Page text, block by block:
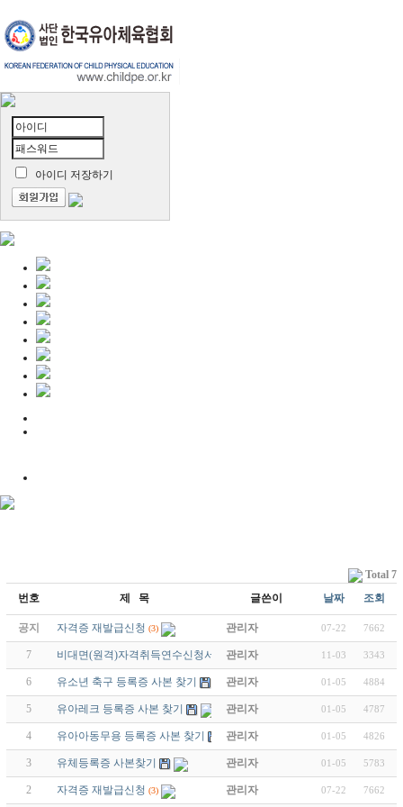
아이디 저장하기
Total 7
번호
제 목 글쓴이 날짜 조회
공지 자격증 재발급신청 (3) 관리자 07-22 7662
7 비대면(원격)자격취득연수신청서 양식관리자 11-03 3343
6 유소년 축구 등록증 사본 찾기 관리자 01-05 4884
5 유아레크 등록증 사본 찾기 관리자 01-05 4787
4 유아아동무용 등록증 사본 찾기 관리자 01-05 4826
3 유체등록증 사본찾기 관리자 01-05 5783
2 자격증 재발급신청 (3) 관리자 07-22 7662